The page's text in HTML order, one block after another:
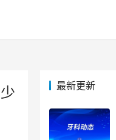
最新更新